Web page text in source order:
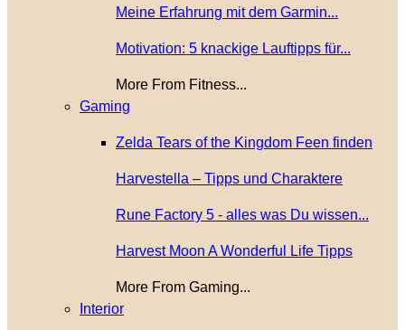
Meine Erfahrung mit dem Garmin...
Motivation: 5 knackige Lauftipps für...
More From Fitness...
Gaming
Zelda Tears of the Kingdom Feen finden
Harvestella – Tipps und Charaktere
Rune Factory 5 - alles was Du wissen...
Harvest Moon A Wonderful Life Tipps
More From Gaming...
Interior